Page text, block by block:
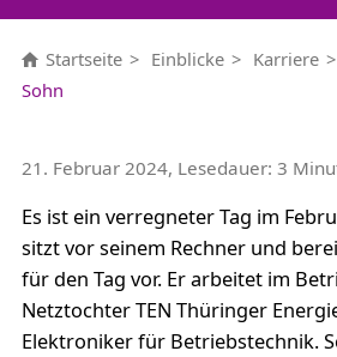
Startseite Einblicke Karriere
Sohn
21. Februar 2024, Lesedauer: 3
Es ist ein verregneter Tag im
sitzt vor seinem Rechner und
für den Tag vor. Er arbeitet im
Netztochter TEN Thüringer
Elektroniker für Betriebstechnik.